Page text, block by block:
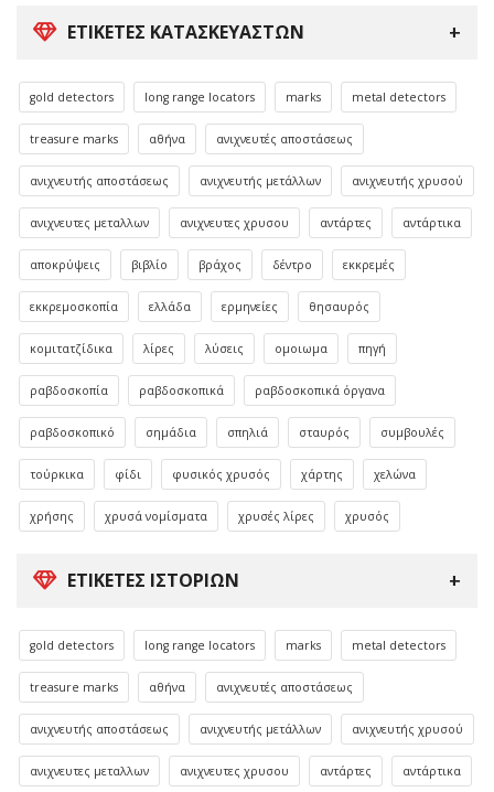
ΕΤΙΚΈΤΕΣ ΚΑΤΑΣΚΕΥΑΣΤΏΝ
gold detectors long range locators marks metal detectors
treasure marks αθήνα ανιχνευτές αποστάσεως
ανιχνευτής αποστάσεως ανιχνευτής μετάλλων ανιχνευτής χρυσού
ανιχνευτες μεταλλων ανιχνευτες χρυσου αντάρτες αντάρτικα
αποκρύψεις βιβλίο βράχος δέντρο εκκρεμές
εκκρεμοσκοπία ελλάδα ερμηνείες θησαυρός
κομιτατζίδικα λίρες λύσεις ομοιωμα πηγή
ραβδοσκοπία ραβδοσκοπικά ραβδοσκοπικά όργανα
ραβδοσκοπικό σημάδια σπηλιά σταυρός συμβουλές
τούρκικα φίδι φυσικός χρυσός χάρτης χελώνα
χρήσης χρυσά νομίσματα χρυσές λίρες χρυσός
ΕΤΙΚΈΤΕΣ ΙΣΤΟΡΙΏΝ
gold detectors long range locators marks metal detectors
treasure marks αθήνα ανιχνευτές αποστάσεως
ανιχνευτής αποστάσεως ανιχνευτής μετάλλων ανιχνευτής χρυσού
ανιχνευτες μεταλλων ανιχνευτες χρυσου αντάρτες αντάρτικα